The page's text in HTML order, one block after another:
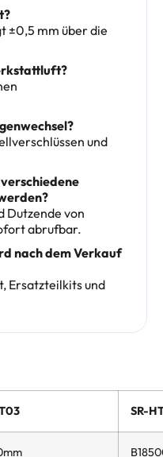
±0,5 mm über die
und
Dutzende von
abrufbar.
nach dem Verkauf
Ersatzteilkits und
SR-